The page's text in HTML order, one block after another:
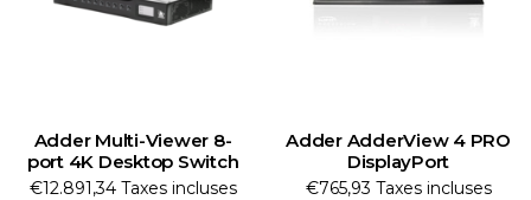
Adder Multi-Viewer 8-
port 4K Desktop Switch
€12.891,34 Taxes incluses
Adder AdderView 4 PRO
DisplayPort
€765,93 Taxes incluses